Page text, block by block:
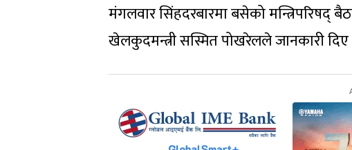
मंगलवार सिंहदरबारमा बसेको मन्त्रिपरिषद्
खेलकुदमन्त्री सस्मित पोखरेलले जानकारी दिए